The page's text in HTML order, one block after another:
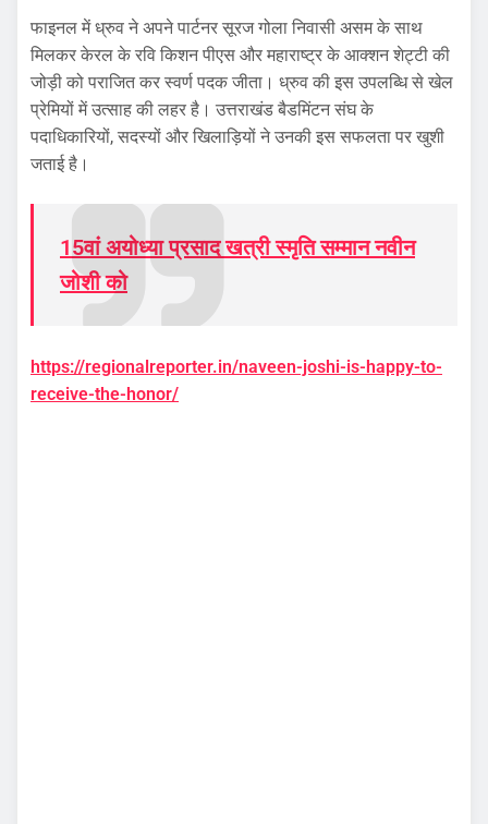
फाइनल में ध्रुव ने अपने पार्टनर सूरज गोला निवासी असम के साथ
मिलकर केरल के रवि किशन पीएस और महाराष्ट्र के आक्शन शेट्टी की
जोड़ी को पराजित कर स्वर्ण पदक जीता। ध्रुव की इस उपलब्धि से खेल
प्रेमियों में उत्साह की लहर है। उत्तराखंड बैडमिंटन संघ के
पदाधिकारियों, सदस्यों और खिलाड़ियों ने उनकी इस सफलता पर खुशी
जताई है।
15वां अयोध्या प्रसाद खत्री स्मृति सम्मान नवीन
जोशी को
https://regionalreporter.in/naveen-joshi-is-happy-to-
receive-the-honor/